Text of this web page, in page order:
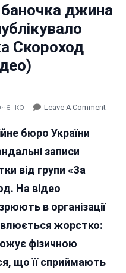
джина
Скороход
Leave A CommentOn
Чи
бюро України
записи
від групи «За
На відео
в організації
жорстко:
фізичною
що її сприймають